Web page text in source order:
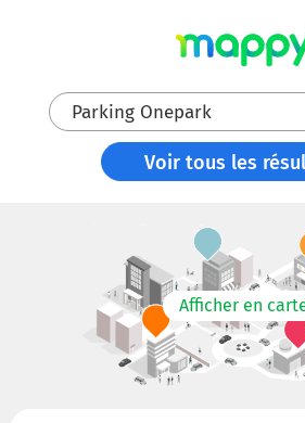
Parking Onepark
Voir tous les
Afficher en